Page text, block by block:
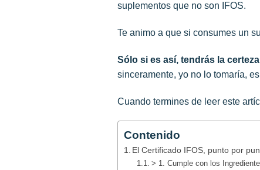
suplementos que no son IFOS.
Te animo a que si consumes un
Sólo si es así, tendrás la
sinceramente, yo no lo tomaría,
Cuando termines de leer este
Contenido
El Certificado IFOS, punto por
> 1. Cumple con los